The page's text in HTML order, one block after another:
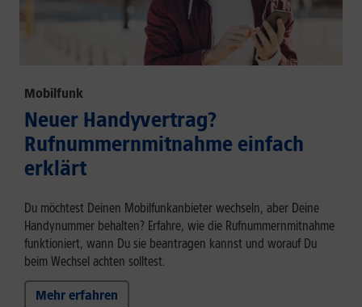
Mobilfunk
Neuer Handyvertrag?
Rufnummernmitnahme einfach
erklärt
Du möchtest Deinen Mobilfunkanbieter wechseln, aber Deine
Handynummer behalten? Erfahre, wie die Rufnummernmitnahme
funktioniert, wann Du sie beantragen kannst und worauf Du
beim Wechsel achten solltest.
Mehr erfahren